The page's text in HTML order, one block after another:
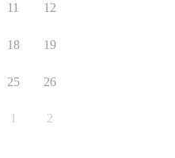
11 12
18 19
25 26
1 2